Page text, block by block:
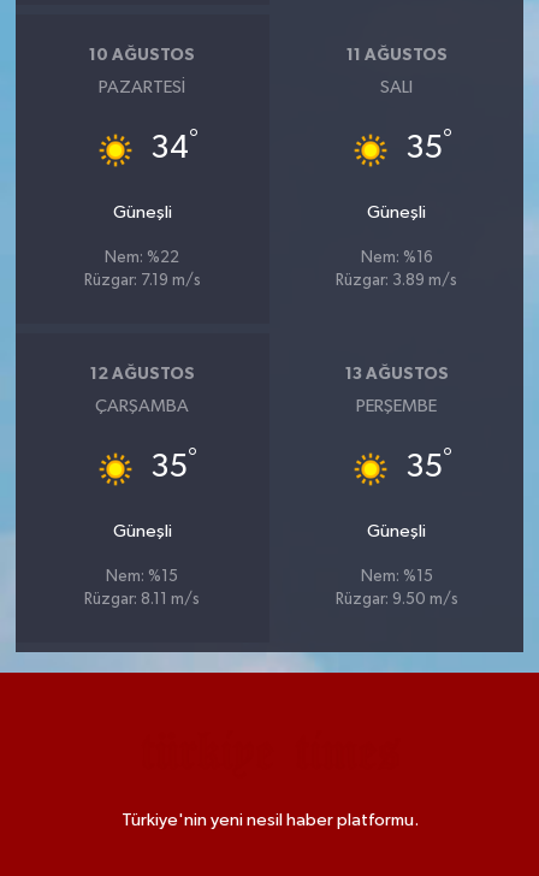
10 AĞUSTOS
PAZARTESI
34°
Güneşli
Nem: %22
Rüzgar: 7.19 m/s
11 AĞUSTOS
SALI
35°
Güneşli
Nem: %16
Rüzgar: 3.89 m/s
12 AĞUSTOS
ÇARŞAMBA
35°
Güneşli
Nem: %15
Rüzgar: 8.11 m/s
13 AĞUSTOS
PERŞEMBE
35°
Güneşli
Nem: %15
Rüzgar: 9.50 m/s
Türkiye'nin yeni nesil haber platformu.